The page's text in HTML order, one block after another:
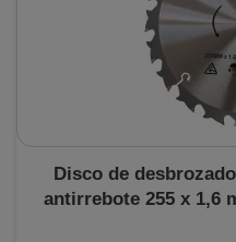
Disco de
antirrebote 255 x 1,6